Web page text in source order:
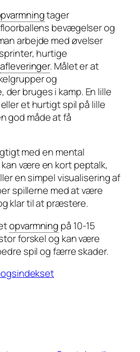
tager
bevægelser og
arbejde med øvelser
hurtige
afleveringer. Målet er at
og
bruges i kamp. En lille
et hurtigt spil på lille
god måde at få
med en mental
kan være en kort peptalk,
en simpel visualisering af
spillerne med at være
klar til at præstere.
opvarmning på 10-15
forskel og kan være
spil og færre skader.